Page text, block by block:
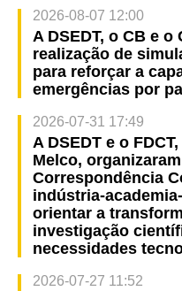
2026-08-07 12:00
A DSEDT, o CB e
realização de
para reforçar a
emergências por
2026-07-31 17:49
A DSEDT e o
Melco,
Correspondência
indústria-
orientar a
investigação
necessidades
2026-07-27 11:52